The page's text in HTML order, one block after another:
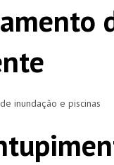
inundação e piscinas